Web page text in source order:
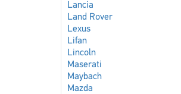
Lancia
Land Rover
Lexus
Lifan
Lincoln
Maserati
Maybach
Mazda